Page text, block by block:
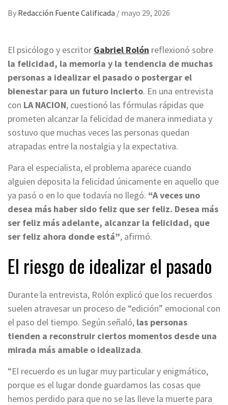
By Redacción Fuente Calificada / mayo 29, 2026
El psicólogo y escritor Gabriel Rolón reflexionó sobre
la felicidad, la memoria y la tendencia de muchas
personas a idealizar el pasado o postergar el
bienestar para un futuro incierto. En una entrevista
con LA NACION, cuestionó las fórmulas rápidas que
prometen alcanzar la felicidad de manera inmediata y
sostuvo que muchas veces las personas quedan
atrapadas entre la nostalgia y la expectativa.
Para el especialista, el problema aparece cuando
alguien deposita la felicidad únicamente en aquello que
ya pasó o en lo que todavía no llegó. “A veces uno
desea más haber sido feliz que ser feliz. Desea más
ser feliz más adelante, alcanzar la felicidad, que
ser feliz ahora donde está”, afirmó.
El riesgo de idealizar el pasado
Durante la entrevista, Rolón explicó que los recuerdos
suelen atravesar un proceso de “edición” emocional con
el paso del tiempo. Según señaló, las personas
tienden a reconstruir ciertos momentos desde una
mirada más amable o idealizada.
“El recuerdo es un lugar muy particular y enigmático,
porque es el lugar donde guardamos las cosas que
hemos perdido para que no se las lleve la muerte para